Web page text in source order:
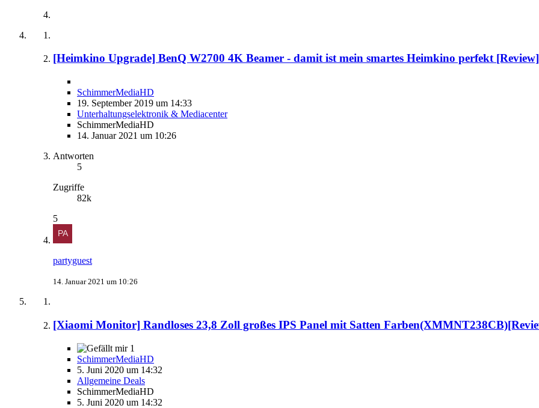
[Heimkino Upgrade] BenQ W2700 4K Beamer - damit ist mein smartes Heimkino perfekt
SchimmerMediaHD
19. September 2019 um 14:33
Unterhaltungselektronik & Mediacenter
SchimmerMediaHD
14. Januar 2021 um 10:26
Antworten
5
Zugriffe
82k
5
partyguest
14. Januar 2021 um 10:26
[Xiaomi Monitor] Randloses 23,8 Zoll großes IPS Panel mit Satten
1
SchimmerMediaHD
5. Juni 2020 um 14:32
Allgemeine Deals
SchimmerMediaHD
5. Juni 2020 um 14:32